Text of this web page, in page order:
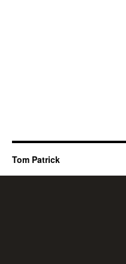
Tom Patrick